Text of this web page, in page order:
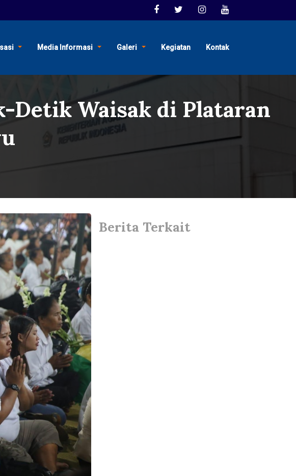
Media Informasi Galeri Kegiatan Kontak
Detik Waisak di Plataran
Berita Terkait